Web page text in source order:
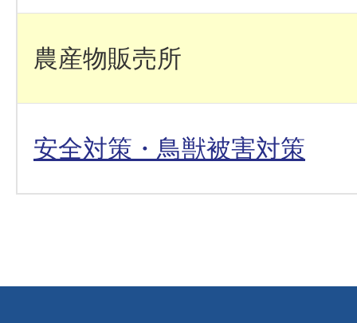
農産物販売所
安全対策・鳥獣被害対策